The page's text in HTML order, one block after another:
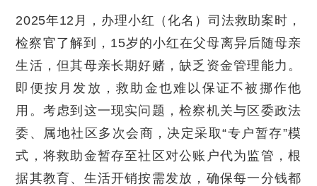
2025年12月，办理小红（化名）司法救助案时，
检察官了解到，15岁的小红在父母离异后随母亲
生活，但其母亲长期好赌，缺乏资金管理能力。
即便按月发放，救助金也难以保证不被挪作他
用。考虑到这一现实问题，检察机关与区委政法
委、属地社区多次会商，决定采取“专户暂存”模
式，将救助金暂存至社区对公账户代为监管，根
据其教育、生活开销按需发放，确保每一分钱都